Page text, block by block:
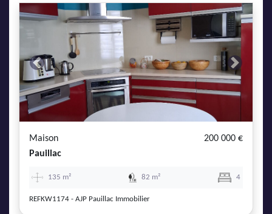
Previous Next
Maison
200 000 €
Pauillac
135 m² 82 m² 4
REFKW1174 - AJP Pauillac Immobilier